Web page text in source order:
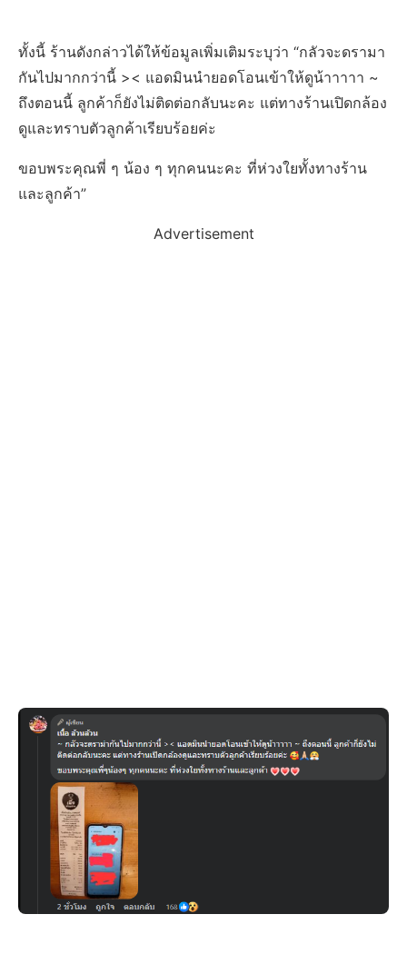
ทั้งนี้ ร้านดังกล่าวได้ให้ข้อมูลเพิ่มเติมระบุว่า “กลัวจะดรามา
กันไปมากกว่านี้ >< แอดมินนำยอดโอนเข้าให้ดูน้าาาาา ~
ถึงตอนนี้ ลูกค้าก็ยังไม่ติดต่อกลับนะคะ แต่ทางร้านเปิดกล้อง
ดูและทราบตัวลูกค้าเรียบร้อยค่ะ
ขอบพระคุณพี่ ๆ น้อง ๆ ทุกคนนะคะ ที่ห่วงใยทั้งทางร้าน
และลูกค้า”
Advertisement